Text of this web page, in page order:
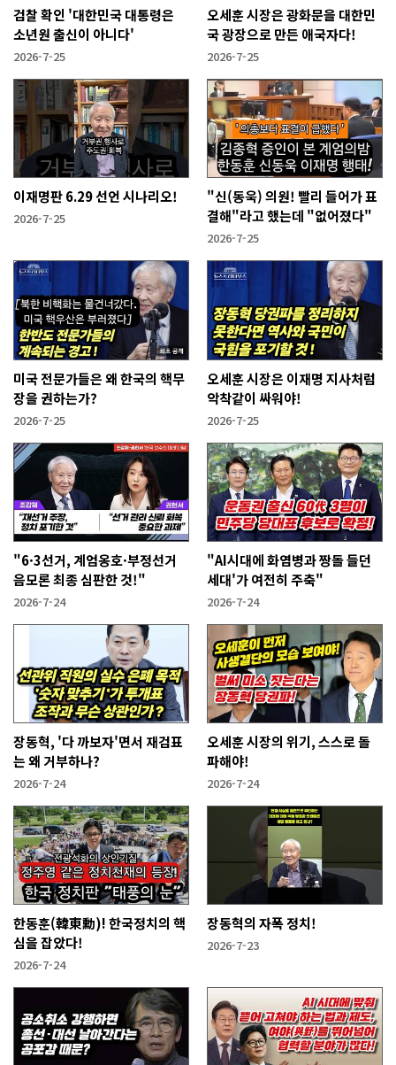
검찰 확인 '대한민국 대통령은
소년원 출신이 아니다'
2026-7-25
오세훈 시장은 광화문을 대한민
국 광장으로 만든 애국자다!
2026-7-25
이재명판 6.29 선언 시나리오!
2026-7-25
"신(동욱) 의원! 빨리 들어가 표
결해"라고 했는데 "없어졌다"
2026-7-25
미국 전문가들은 왜 한국의 핵무
장을 권하는가?
2026-7-25
오세훈 시장은 이재명 지사처럼
악착같이 싸워야!
2026-7-25
"6·3선거, 계엄옹호·부정선거
음모론 최종 심판한 것!"
2026-7-24
"AI시대에 화염병과 짱돌 들던
세대'가 여전히 주축"
2026-7-24
장동혁, '다 까보자'면서 재검표
는 왜 거부하나?
2026-7-24
오세훈 시장의 위기, 스스로 돌
파해야!
2026-7-24
한동훈(韓東勳)! 한국정치의 핵
심을 잡았다!
2026-7-24
장동혁의 자폭 정치!
2026-7-23